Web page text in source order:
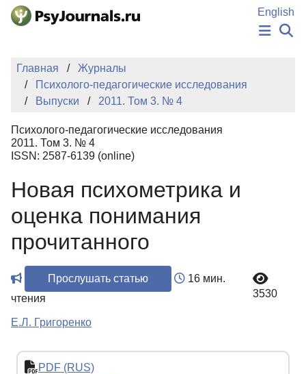
Перейти к основному содержанию
English
НОВОСТИ
АВТОРЫ
КЛЮЧЕВЫЕ СЛОВА
Регистрация
Главная
Журналы
Психолого-педагогические исследования
Выпуски
2011. Том 3. № 4
Психолого-педагогические исследования
2011. Том 3. № 4
ISSN: 2587-6139 (online)
Новая психометрика и
оценка понимания
прочитанного
Прослушать статью
16 мин.
чтения
3530
Е.Л. Григоренко
PDF (RUS)